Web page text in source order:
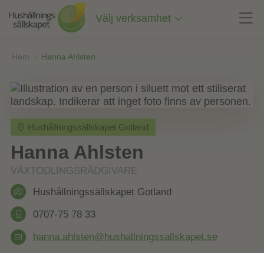
innehåll
Välj verksamhet
Hem Hanna Ahlsten
Hushållningssällskapet Gotland
Hanna Ahlsten
VÄXTODLINGSRÅDGIVARE
Hushållningssällskapet Gotland
0707-75 78 33
hanna.ahlsten@hushallningssallskapet.se